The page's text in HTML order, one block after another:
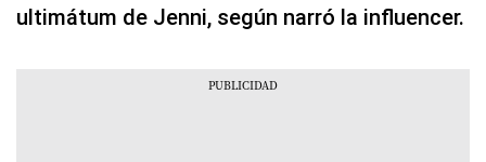
ultimátum de Jenni, según narró la influencer.